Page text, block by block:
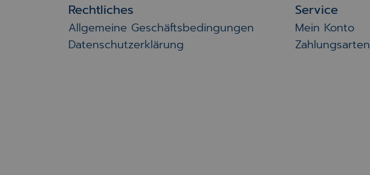
Rechtliches
Allgemeine Geschäftsbedingungen
Datenschutzerklärung
Service
Mein Konto
Zahlungsarten